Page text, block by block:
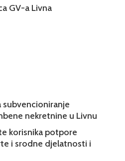
GV-a Livna
subvencioniranje
nekretnine u Livnu
korisnika potpore
i srodne djelatnosti i